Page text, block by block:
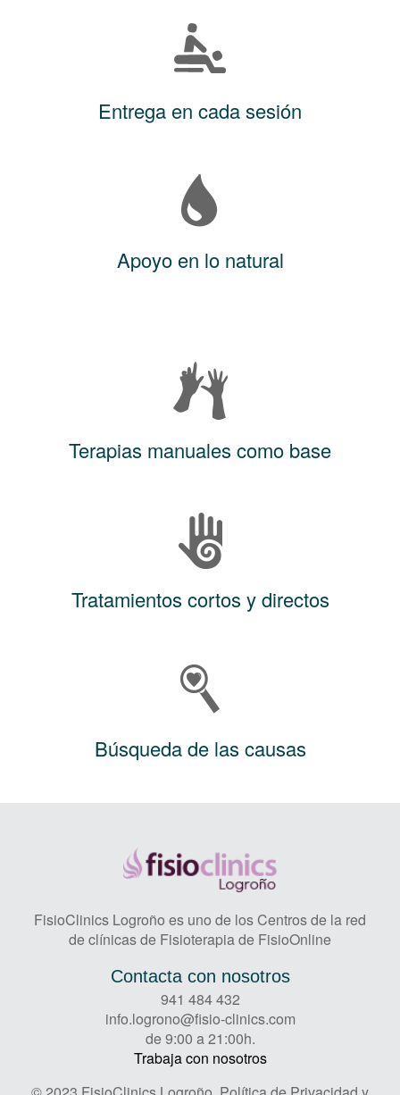
Entrega en cada sesión
Apoyo en lo natural
Terapias manuales como base
Tratamientos cortos y directos
Búsqueda de las causas
FisioClinics Logroño es uno de los Centros de la red
de clínicas de Fisioterapia de FisioOnline
Contacta con nosotros
941 484 432
info.logrono@fisio-clinics.com
de 9:00 a 21:00h.
Trabaja con nosotros